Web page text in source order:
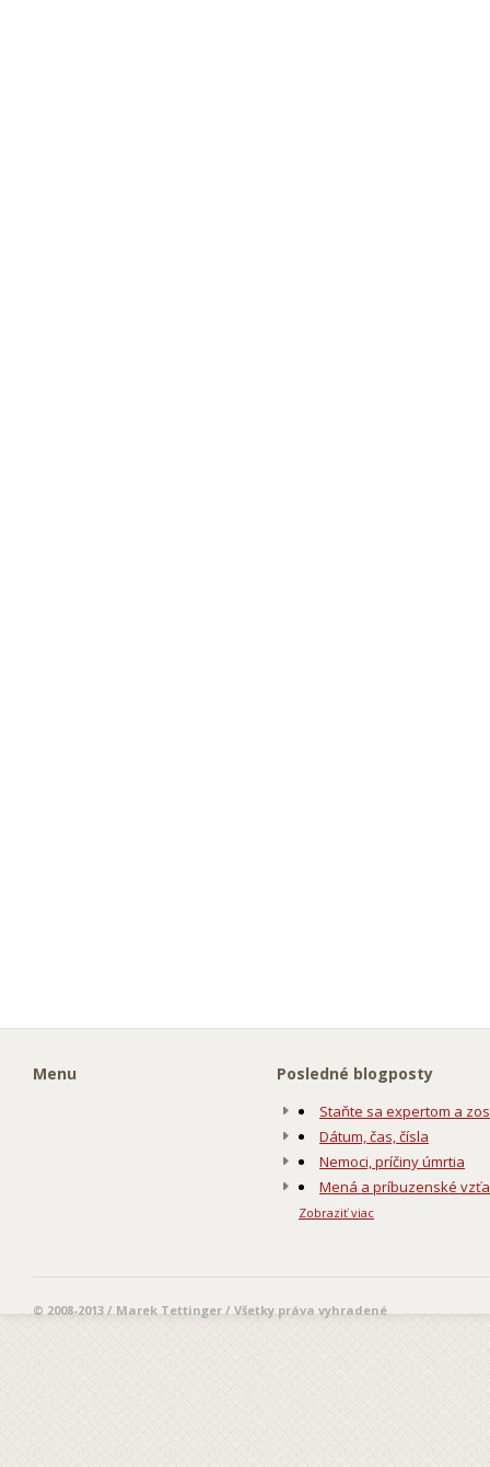
Menu Posledné blogposty
Staňte sa expertom a
Dátum, čas, čísla
Nemoci, príčiny úmrtia
Mená a príbuzenské
Zobraziť viac
© 2008-2013 / Marek Tettinger / Všetky práva vyhradené